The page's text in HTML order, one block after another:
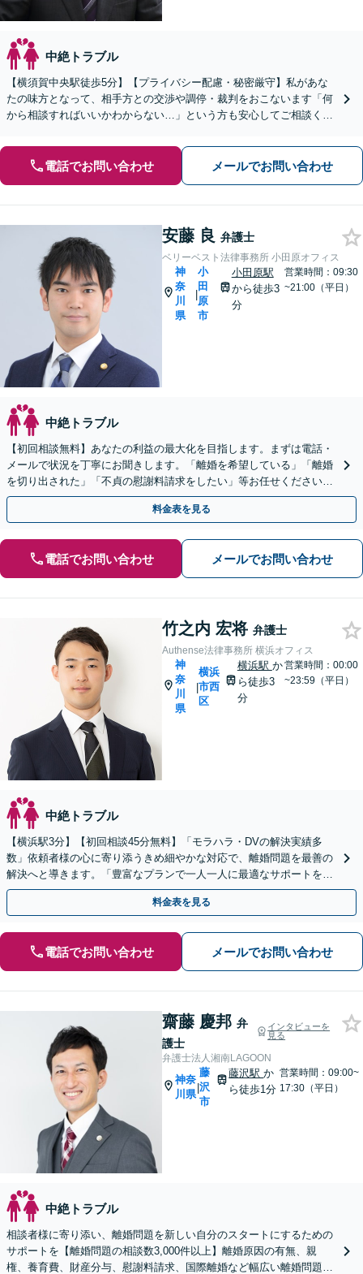
中絶トラブル
【横須賀中央駅徒歩5分】【プライバシー配慮・秘密厳守】私があな
たの味方となって、相手方との交渉や調停・裁判をおこないます「何
から相談すればいいかわからない…」という方も安心してご相談くだ
電話でお問い合わせ メールでお問い合わせ
安藤 良 弁護士
ベリーベスト法律事務所 小田原オフィス
神
奈
川
県
|
小
田
原
市
小田原駅
から徒歩3
分
営業時間：09:30
~21:00（平日）
中絶トラブル
【初回相談無料】あなたの利益の最大化を目指します。まずは電話・
メールで状況を丁寧にお聞きします。「離婚を希望している」「離婚
を切り出された」「不貞の慰謝料請求をしたい」等お任せください。
【リーズナブルな料金設定】
料金表を見る
電話でお問い合わせ メールでお問い合わせ
竹之内 宏将 弁護士
Authense法律事務所 横浜オフィス
神
奈
川
県
|
横浜
市西
区
横浜駅 か
ら徒歩3
分
営業時間：00:00
~23:59（平日）
中絶トラブル
【横浜駅3分】【初回相談45分無料】「モラハラ・DVの解決実績多
数」依頼者様の心に寄り添うきめ細やかな対応で、離婚問題を最善の
解決へと導きます。「豊富なプランで一人一人に最適なサポートを提
案」【ビデオ面談可】
料金表を見る
電話でお問い合わせ メールでお問い合わせ
齋藤 慶邦 弁
護士
インタビューを
見る
弁護士法人湘南LAGOON
神奈
川県
|
藤
沢
市
藤沢駅か
ら徒歩1分
営業時間：09:00~
17:30（平日）
中絶トラブル
相談者様に寄り添い、離婚問題を新しい自分のスタートにするための
サポートを【離婚問題の相談数3,000件以上】離婚原因の有無、親
権、養育費、財産分与、慰謝料請求、国際離婚など幅広い離婚問題に